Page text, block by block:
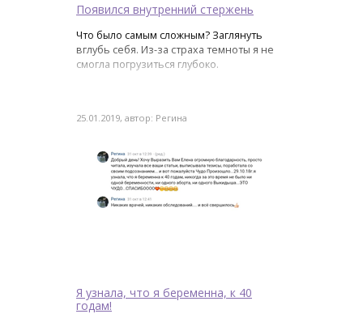
Появился внутренний стержень
Что было самым сложным? Заглянуть
вглубь себя. Из-за страха темноты я не
смогла погрузиться глубоко.
25.01.2019, автор: Регина
Я узнала, что я беременна, к 40
годам!